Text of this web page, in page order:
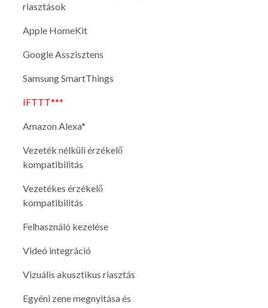
riasztások
Apple HomeKit
Google Asszisztens
Samsung SmartThings
IFTTT***
Amazon Alexa*
Vezeték nélküli érzékelő
kompatibilitás
Vezetékes érzékelő
kompatibilitás
Felhasználó kezelése
Videó integráció
Vizuális akusztikus riasztás
Egyéni zene megnyitása és